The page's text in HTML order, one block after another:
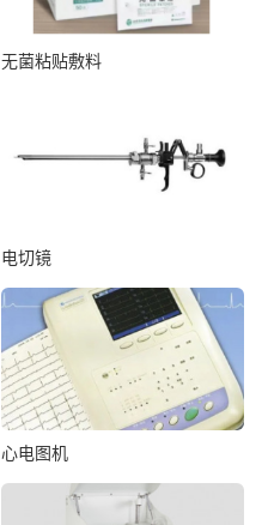
无菌粘贴敷料
电切镜
心电图机